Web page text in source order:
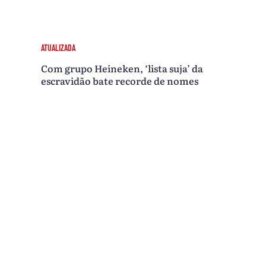
ATUALIZADA
Com grupo Heineken, ‘lista suja’ da
escravidão bate recorde de nomes